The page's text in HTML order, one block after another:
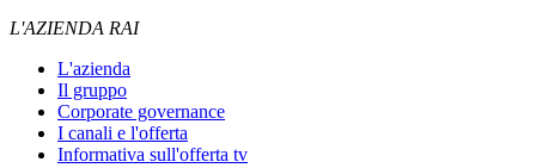
L'AZIENDA RAI
L'azienda
Il gruppo
Corporate governance
I canali e l'offerta
Informativa sull'offerta tv